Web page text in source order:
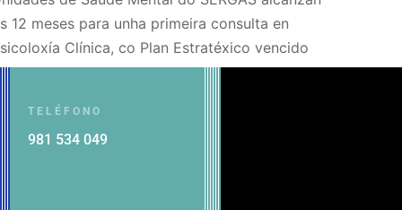
12 meses para unha primeira consulta en
Clínica, co Plan Estratéxico vencido
TELÉFONO
981 534 049